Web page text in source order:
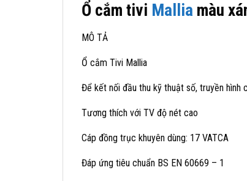
Ổ cắm tivi Mallia màu
MÔ TẢ
Ổ cắm Tivi Mallia
Để kết nối đầu thu kỹ thuật số, truyền hình
Tương thích với TV độ nét cao
Cáp đồng trục khuyên dùng: 17 VATCA
Đáp ứng tiêu chuẩn BS EN 60669 – 1